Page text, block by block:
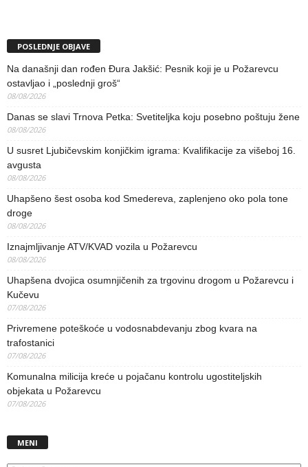
POSLEDNJE OBJAVE
Na današnji dan rođen Đura Jakšić: Pesnik koji je u Požarevcu
ostavljao i „poslednji groš“
08/08/2026
Danas se slavi Trnova Petka: Svetiteljka koju posebno poštuju žene
08/08/2026
U susret Ljubičevskim konjičkim igrama: Kvalifikacije za višeboj 16.
avgusta
08/08/2026
Uhapšeno šest osoba kod Smedereva, zaplenjeno oko pola tone
droge
08/08/2026
Iznajmljivanje ATV/KVAD vozila u Požarevcu
08/08/2026
Uhapšena dvojica osumnjičenih za trgovinu drogom u Požarevcu i
Kučevu
07/08/2026
Privremene poteškoće u vodosnabdevanju zbog kvara na
trafostanici
07/08/2026
Komunalna milicija kreće u pojačanu kontrolu ugostiteljskih
objekata u Požarevcu
07/08/2026
MENI